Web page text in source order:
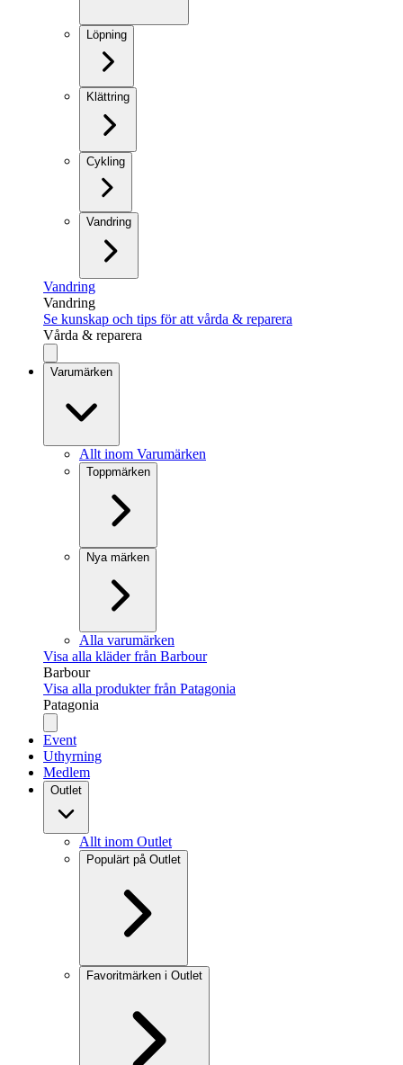
Löpning
Klättring
Cykling
Vandring
Vandring
Vandring
Se kunskap och tips för att vårda & reparera
Vårda & reparera
Varumärken
Allt inom Varumärken
Toppmärken
Nya märken
Alla varumärken
Visa alla kläder från Barbour
Barbour
Visa alla produkter från Patagonia
Patagonia
Event
Uthyrning
Medlem
Outlet
Allt inom Outlet
Populärt på Outlet
Favoritmärken i Outlet